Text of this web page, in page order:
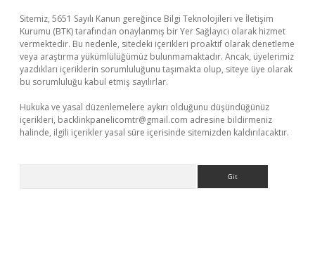
Sitemiz, 5651 Sayılı Kanun gereğince Bilgi Teknolojileri ve İletişim
Kurumu (BTK) tarafından onaylanmış bir Yer Sağlayıcı olarak hizmet
vermektedir. Bu nedenle, sitedeki içerikleri proaktif olarak denetleme
veya araştırma yükümlülüğümüz bulunmamaktadır. Ancak, üyelerimiz
yazdıkları içeriklerin sorumluluğunu taşımakta olup, siteye üye olarak
bu sorumluluğu kabul etmiş sayılırlar.
Hukuka ve yasal düzenlemelere aykırı olduğunu düşündüğünüz
içerikleri, backlinkpanelicomtr@gmail.com adresine bildirmeniz
halinde, ilgili içerikler yasal süre içerisinde sitemizden kaldırılacaktır.